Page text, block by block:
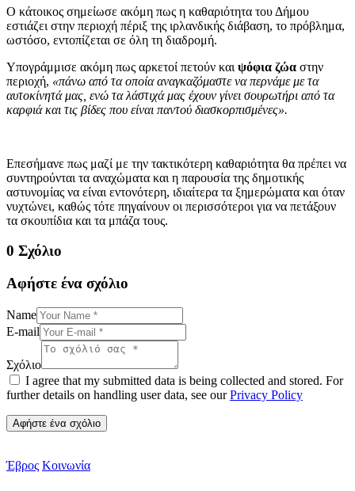
Ο κάτοικος σημείωσε ακόμη πως η καθαριότητα του Δήμου
εστιάζει στην περιοχή πέριξ της ιρλανδικής διάβαση, το πρόβλημα,
ωστόσο, εντοπίζεται σε όλη τη διαδρομή.
Υπογράμμισε ακόμη πως αρκετοί πετούν και ψόφια ζώα στην
περιοχή, «πάνω από τα οποία αναγκαζόμαστε να περνάμε με τα
αυτοκίνητά μας, ενώ τα λάστιχά μας έχουν γίνει σουρωτήρι από τα
καρφιά και τις βίδες που είναι παντού διασκορπισμένες».
Επεσήμανε πως μαζί με την τακτικότερη καθαριότητα θα πρέπει να
συντηρούνται τα αναχώματα και η παρουσία της δημοτικής
αστυνομίας να είναι εντονότερη, ιδιαίτερα τα ξημερώματα και όταν
νυχτώνει, καθώς τότε πηγαίνουν οι περισσότεροι για να πετάξουν
τα σκουπίδια και τα μπάζα τους.
0 Σχόλιο
Αφήστε ένα σχόλιο
Name
E-mail
Σχόλιο
I agree that my submitted data is being collected and stored. For
further details on handling user data, see ourPrivacy Policy
Έβρος Κοινωνία